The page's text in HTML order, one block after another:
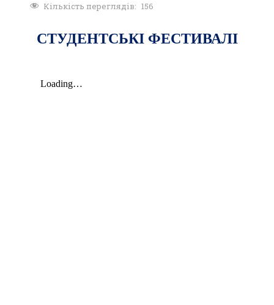
Кількість переглядів: 156
СТУДЕНТСЬКІ ФЕСТИВАЛІ